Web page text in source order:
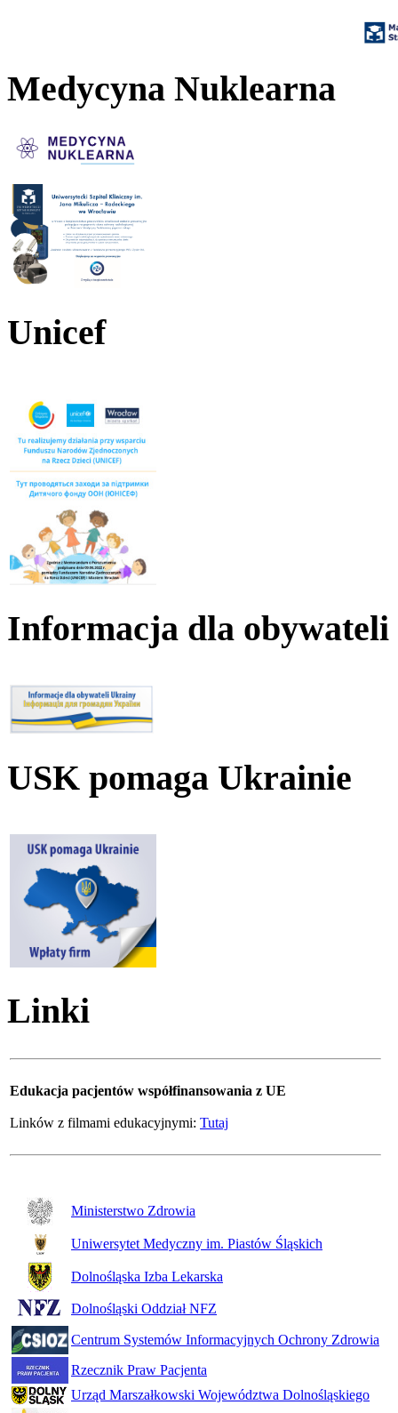
Medycyna Nuklearna
Unicef
Informacja dla
USK pomaga Ukrainie
Linki
Edukacja pacjentów współfinansowania z UE
Linków z filmami edukacyjnymi: Tutaj
Ministerstwo Zdrowia
Uniwersytet Medyczny im. Piastów Śląskich
Dolnośląska Izba Lekarska
Dolnośląski Oddział NFZ
Centrum Systemów Informacyjnych Ochrony Zdrowia
Rzecznik Praw Pacjenta
Urząd Marszałkowski Województwa Dolnośląskiego